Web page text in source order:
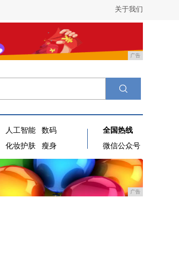
关于我们
广告
人工智能
数码
化妆护肤 瘦身
全国热线
微信公众号
广告